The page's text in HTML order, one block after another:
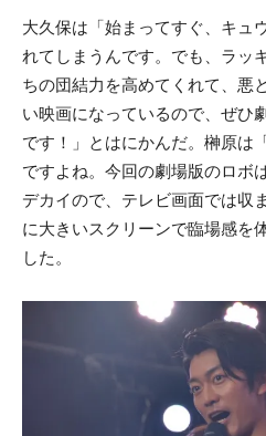
大久保は「始まってすぐ、キュ
れてしまうんです。でも、ラッ
ちの団結力を高めてくれて、悪
い映画になっているので、ぜひ
です！」とはにかんだ。榊原は
ですよね。今回の劇場版のロボ
デカイので、テレビ画面では収
に大きいスクリーンで臨場感を
した。